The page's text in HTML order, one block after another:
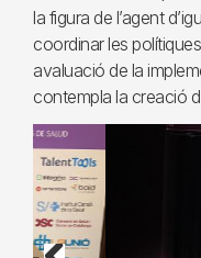
la figura de l’agent
coordinar les
avaluació de la
contempla la creació